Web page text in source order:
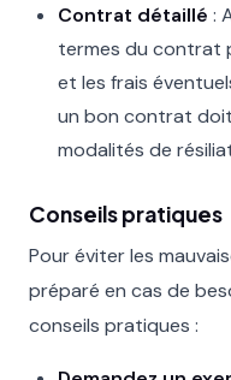
Contrat détaillé :
termes du contrat
et les frais
un bon contrat
modalités de
Conseils pratiques
Pour éviter les
préparé en cas de
conseils pratiques :